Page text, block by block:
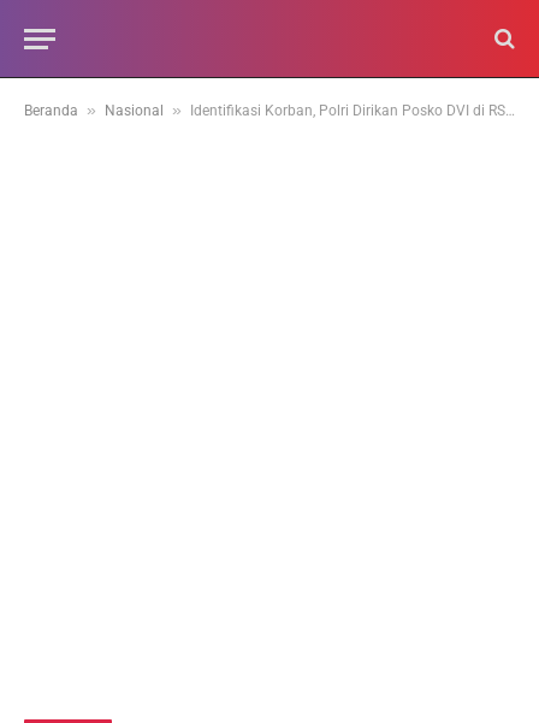
Beranda » Nasional » Identifikasi Korban, Polri Dirikan Posko DVI di RSUD Ciawi